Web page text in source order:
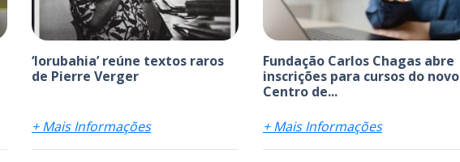
‘Iorubahia’ reúne textos raros
de Pierre Verger
+ Mais Informações
Fundação Carlos Chagas abre
inscrições para cursos do novo
Centro de...
+ Mais Informações